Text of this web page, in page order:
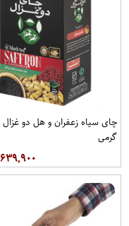
گرمی
۶۳۹,۹۰۰